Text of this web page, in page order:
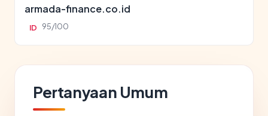
armada-finance.co.id
ID 95/100
Pertanyaan Umum